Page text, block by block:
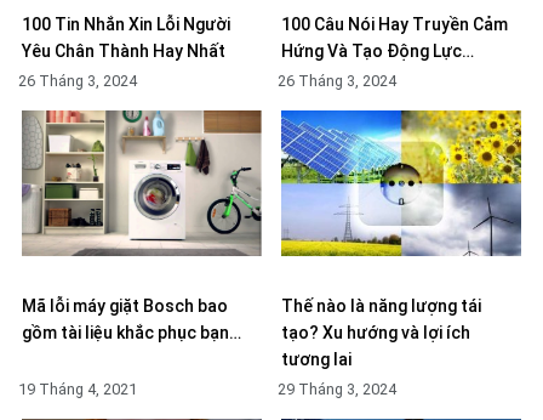
100 Tin Nhắn Xin Lỗi Người
Yêu Chân Thành Hay Nhất
26 Tháng 3, 2024
100 Câu Nói Hay Truyền Cảm
Hứng Và Tạo Động Lực…
26 Tháng 3, 2024
Mã lỗi máy giặt Bosch bao
gồm tài liệu khắc phục bạn…
19 Tháng 4, 2021
Thế nào là năng lượng tái
tạo? Xu hướng và lợi ích
tương lai
29 Tháng 3, 2024